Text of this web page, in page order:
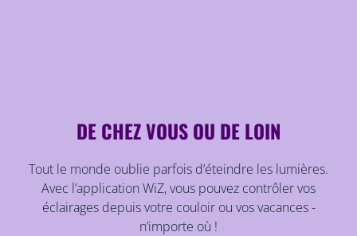
DE CHEZ VOUS OU DE LOIN
Tout le monde oublie parfois d’éteindre les lumières.
Avec l’application WiZ, vous pouvez contrôler vos
éclairages depuis votre couloir ou vos vacances -
n’importe où !